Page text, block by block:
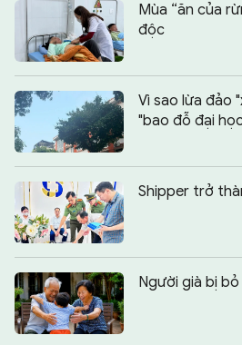
Mùa “ăn của
độc
Vì sao lừa đảo
"bao đỗ đại
Shipper trở
Người già bị